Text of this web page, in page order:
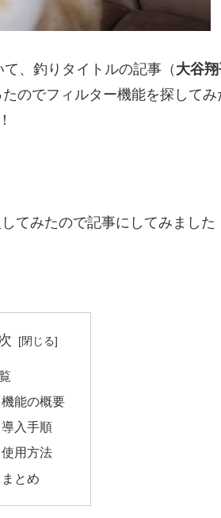
、釣りタイトルの記事（ 大谷
のでフィルター機能を探してみ
てみたので記事にしてみました
機能の概要
導入手順
使用方法
まとめ